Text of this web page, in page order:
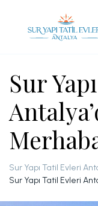
Ara
Devre Mülk
Sur
Sur Yapı Tatil Evleri
Sur Yapı Tatil Evleri